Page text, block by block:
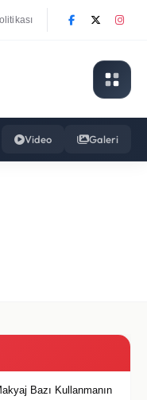
Video Galeri
Bazı Kullanmanın